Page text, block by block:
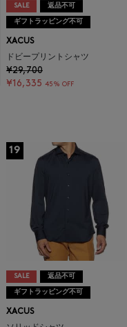
SALE 返品不可
ギフトラッピング不可
XACUS
ドビープリントシャツ
¥29,700
¥16,335 45% OFF
19
SALE 返品不可
ギフトラッピング不可
XACUS